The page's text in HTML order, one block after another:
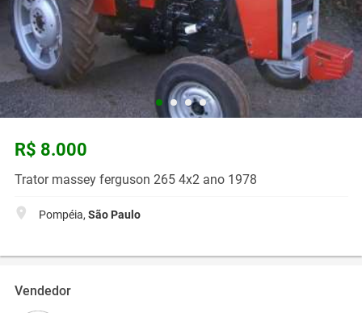
R$ 8.000
Trator massey ferguson 265 4x2 ano 1978
Pompéia, São Paulo
Vendedor